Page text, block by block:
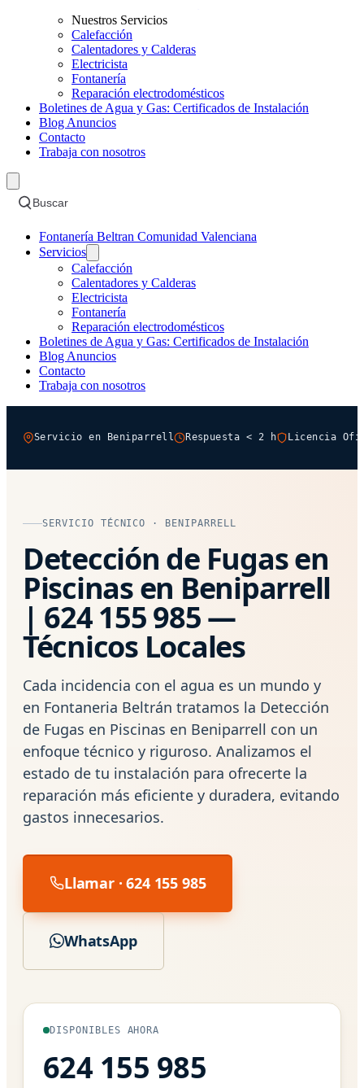
Nuestros Servicios
Calefacción
Calentadores y Calderas
Electricista
Fontanería
Reparación electrodomésticos
Boletines de Agua y Gas: Certificados de Instalación
Blog Anuncios
Contacto
Trabaja con nosotros
Buscar
Fontanería Beltran Comunidad Valenciana
Servicios
Calefacción
Calentadores y Calderas
Electricista
Fontanería
Reparación electrodomésticos
Boletines de Agua y Gas: Certificados de Instalación
Blog Anuncios
Contacto
Trabaja con nosotros
Servicio en Beniparrell Respuesta < 2 h Licencia
SERVICIO TÉCNICO · BENIPARRELL
Detección de Fugas en
Piscinas en Beniparrell
| 624 155 985 —
Técnicos Locales
Cada incidencia con el agua es un mundo y
en Fontaneria Beltrán tratamos la Detección
de Fugas en Piscinas en Beniparrell con un
enfoque técnico y riguroso. Analizamos el
estado de tu instalación para ofrecerte la
reparación más eficiente y duradera, evitando
gastos innecesarios.
Llamar · 624 155 985
WhatsApp
DISPONIBLES AHORA
624 155 985